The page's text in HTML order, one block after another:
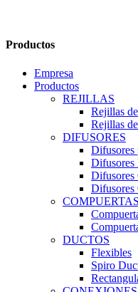
Productos
Empresa
Productos
REJILLAS
Rejillas
Rejillas
DIFUSORES
Difusores
Difusores
Difusores
Difusores
COMPUERTAS
DUCTOS
Flexibles
Spiro